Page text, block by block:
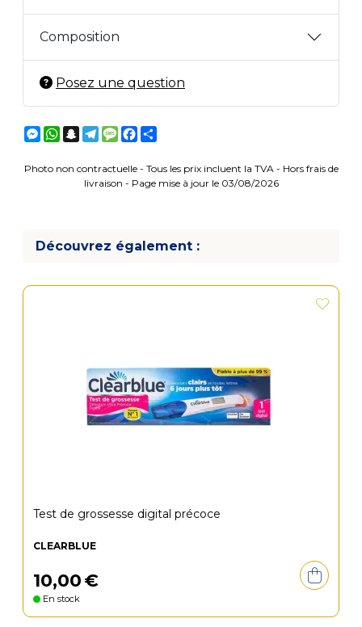
Composition
Posez une question
Messenger
WhatsApp
Snapchat
Telegram
MessageFacebook
Photo non contractuelle - Tous les prix incluent la TVA - Hors frais de
livraison - Page mise à jour le 03/08/2026
Découvrez également :
Test de grossesse digital précoce
CLEARBLUE
10,00€
En stock